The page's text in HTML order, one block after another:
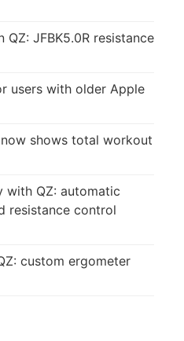
JFBK5.0R resistance
users with older Apple
shows total workout
with QZ: automatic
resistance control
custom ergometer